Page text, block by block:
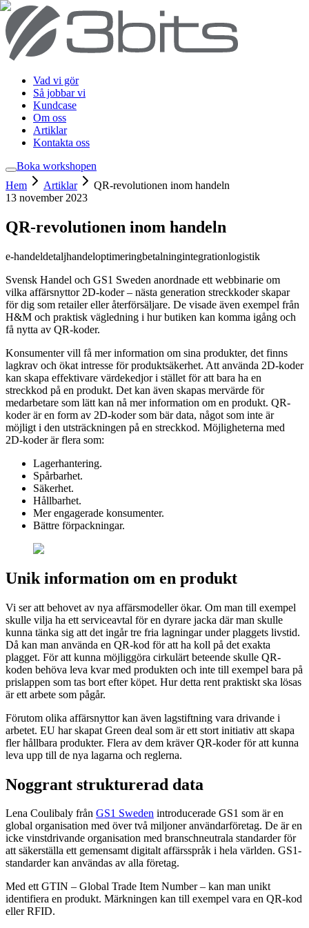
Vad vi gör
Så jobbar vi
Kundcase
Om oss
Artiklar
Kontakta oss
Boka workshopen
Hem
Artiklar
QR-revolutionen inom handeln
13 november 2023
QR-revolutionen inom handeln
e-handeldetaljhandeloptimeringbetalningintegrationlogistik
Svensk Handel och GS1 Sweden anordnade ett webbinarie om
vilka affärsnyttor 2D-koder – nästa generation streckkoder skapar
för dig som retailer eller återförsäljare. De visade även exempel från
H&M och praktisk vägledning i hur butiken kan komma igång och
få nytta av QR-koder.
Konsumenter vill få mer information om sina produkter, det finns
lagkrav och ökat intresse för produktsäkerhet. Att använda 2D-koder
kan skapa effektivare värdekedjor i stället för att bara ha en
streckkod på en produkt. Det kan även skapas mervärde för
medarbetare som lätt kan nå mer information om en produkt. QR-
koder är en form av 2D-koder som bär data, något som inte är
möjligt i den utsträckningen på en streckkod. Möjligheterna med
2D-koder är flera som:
Lagerhantering.
Spårbarhet.
Säkerhet.
Hållbarhet.
Mer engagerade konsumenter.
Bättre förpackningar.
Unik information om en produkt
Vi ser att behovet av nya affärsmodeller ökar. Om man till exempel
skulle vilja ha ett serviceavtal för en dyrare jacka där man skulle
kunna tänka sig att det ingår tre fria lagningar under plaggets livstid.
Då kan man använda en QR-kod för att ha koll på det exakta
plagget. För att kunna möjliggöra cirkulärt beteende skulle QR-
koden behöva leva kvar med produkten och inte till exempel bara på
prislappen som tas bort efter köpet. Hur detta rent praktiskt ska lösas
är ett arbete som pågår.
Förutom olika affärsnyttor kan även lagstiftning vara drivande i
arbetet. EU har skapat Green deal som är ett stort initiativ att skapa
fler hållbara produkter. Flera av dem kräver QR-koder för att kunna
leva upp till de nya lagarna och reglerna.
Noggrant strukturerad data
Lena Coulibaly från GS1 Sweden introducerade GS1 som är en
global organisation med över två miljoner användarföretag. De är en
icke vinstdrivande organisation med branschneutrala standarder för
att säkerställa ett gemensamt digitalt affärsspråk i hela världen. GS1-
standarder kan användas av alla företag.
Med ett GTIN – Global Trade Item Number – kan man unikt
identifiera en produkt. Märkningen kan till exempel vara en QR-kod
eller RFID.